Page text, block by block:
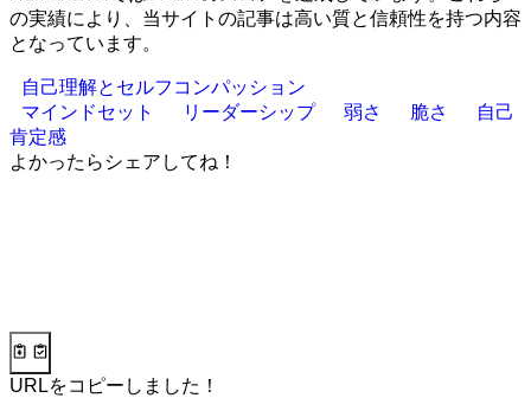
の実績により、当サイトの記事は高い質と信頼性を持つ内容
となっています。
自己理解とセルフコンパッション
マインドセット
リーダーシップ 弱さ 脆さ
自己
肯定感
よかったらシェアしてね！
URLをコピーしました！